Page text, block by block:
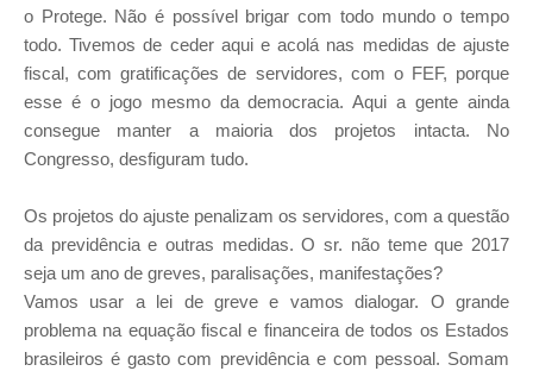
o Protege. Não é possível brigar com todo mundo o tempo
todo. Tivemos de ceder aqui e acolá nas medidas de ajuste
fiscal, com gratificações de servidores, com o FEF, porque
esse é o jogo mesmo da democracia. Aqui a gente ainda
consegue manter a maioria dos projetos intacta. No
Congresso, desfiguram tudo.
Os projetos do ajuste penalizam os servidores, com a questão
da previdência e outras medidas. O sr. não teme que 2017
seja um ano de greves, paralisações, manifestações?
Vamos usar a lei de greve e vamos dialogar. O grande
problema na equação fiscal e financeira de todos os Estados
brasileiros é gasto com previdência e com pessoal. Somam